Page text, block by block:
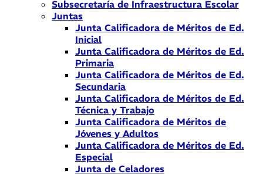
Subsecretaría de Infraestructura Escolar
Juntas
Junta Calificadora de Méritos de Ed.
Inicial
Junta Calificadora de Méritos de Ed.
Primaria
Junta Calificadora de Méritos de Ed.
Secundaria
Junta Calificadora de Méritos de Ed.
Técnica y Trabajo
Junta Calificadora de Méritos de
Jóvenes y Adultos
Junta Calificadora de Méritos de Ed.
Especial
Junta de Celadores